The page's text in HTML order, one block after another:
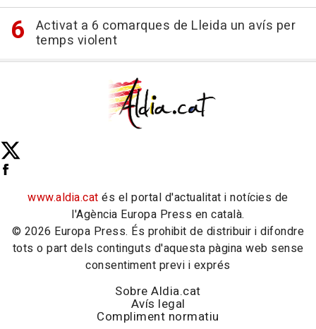
Activat a 6 comarques de Lleida un avís per
temps violent
www.aldia.cat és el portal d'actualitat i notícies de
l'Agència Europa Press en català.
© 2026 Europa Press. És prohibit de distribuir i difondre
tots o part dels continguts d'aquesta pàgina web sense
consentiment previ i exprés
Sobre Aldia.cat
Avís legal
Compliment normatiu